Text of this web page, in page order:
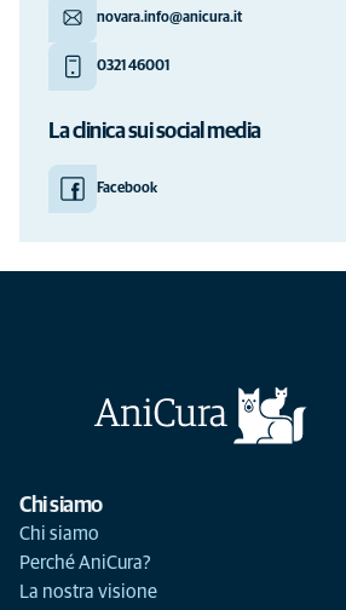
novara.info@anicura.it
0321 46001
La clinica sui social media
Facebook
Chi siamo
Chi siamo
Perché AniCura?
La nostra visione